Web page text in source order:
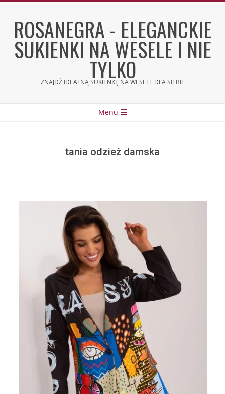
contentROSANEGRA - ELEGANCKIE
SUKIENKI NA WESELE I NIE
TYLKO
ZNAJDŹ IDEALNĄ SUKIENKĘ NA WESELE DLA SIEBIE
Menu
tania odzież damska